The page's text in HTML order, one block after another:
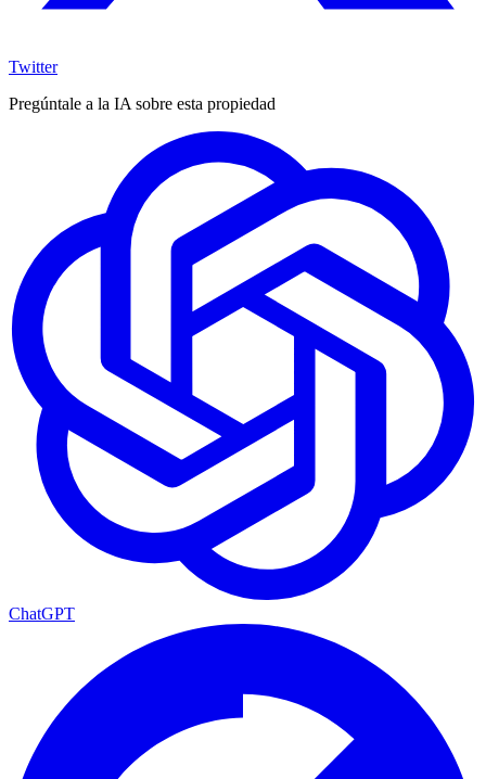
Twitter
Pregúntale a la IA sobre esta propiedad
ChatGPT